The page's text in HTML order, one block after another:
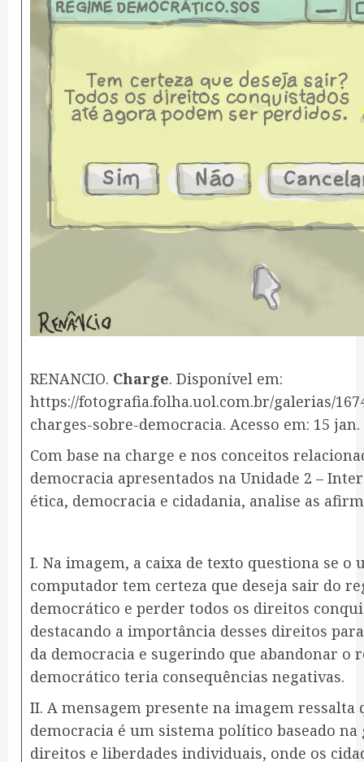
RENANCIO. Charge. Disponível em:
https://fotografia.folha.uol.com.br/galerias/
charges-sobre-democracia. Acesso em: 15 jan.
Com base na charge e nos conceitos
democracia apresentados na Unidade 2 –
ética, democracia e cidadania, analise as
I. Na imagem, a caixa de texto questiona se o
computador tem certeza que deseja sair do
democrático e perder todos os direitos
destacando a importância desses direitos
da democracia e sugerindo que abandonar o
democrático teria consequências negativas.
II. A mensagem presente na imagem ressalta
democracia é um sistema político baseado na
direitos e liberdades individuais, onde os